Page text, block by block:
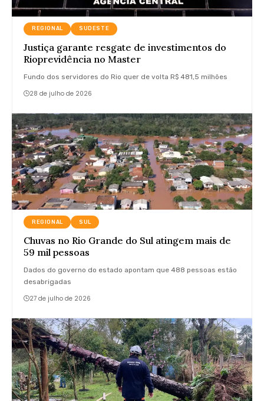
REGIONAL SUDESTE
Justiça garante resgate de investimentos do
Rioprevidência no Master
Fundo dos servidores do Rio quer de volta R$ 481,5 milhões
28 de julho de 2026
REGIONAL SUL
Chuvas no Rio Grande do Sul atingem mais de
59 mil pessoas
Dados do governo do estado apontam que 488 pessoas estão
desabrigadas
27 de julho de 2026